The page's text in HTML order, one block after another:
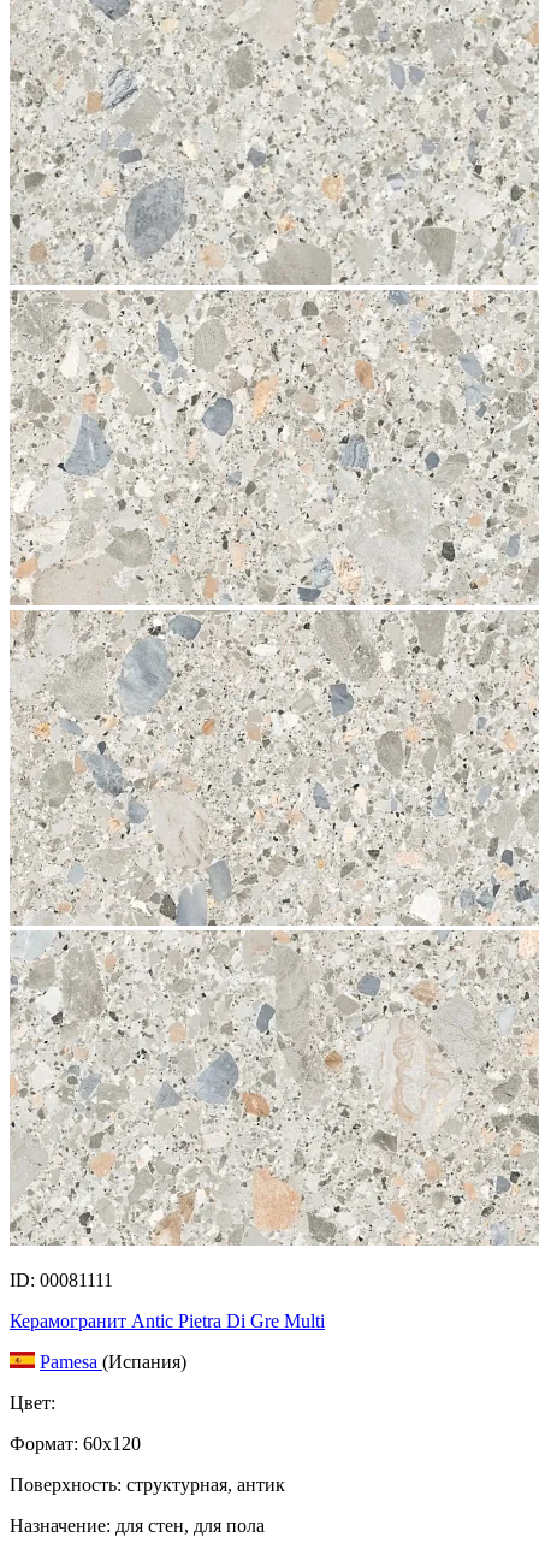
ID: 00081111
Керамогранит Antic Pietra Di Gre Multi
Pamesa (Испания)
Цвет:
Формат: 60x120
Поверхность: структурная, антик
Назначение: для стен, для пола